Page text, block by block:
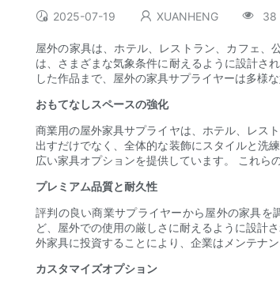
2025-07-19 XUANHENG 38
屋外の家具は、ホテル、レストラン、カフェ
は、さまざまな気象条件に耐えるように設計さ
した作品まで、屋外の家具サプライヤーは多様
おもてなしスペースの強化
商業用の屋外家具サプライヤは、ホテル、レス
出すだけでなく、全体的な装飾にスタイルと洗
広い家具オプションを提供しています。 これら
プレミアム品質と耐久性
評判の良い商業サプライヤーから屋外の家具
ど、屋外での使用の厳しさに耐えるように設計
外家具に投資することにより、企業はメンテナ
カスタマイズオプション